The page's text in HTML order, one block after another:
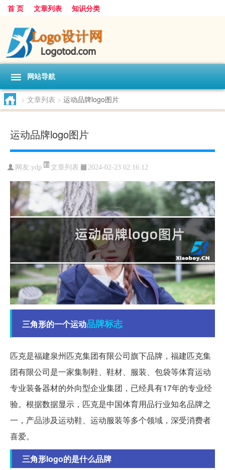
首 页 文章列表 知识分类
网站导航
> 文章列表 > 运动品牌logo图片
运动品牌logo图片
网友:ydp 文章列表 2024-02-23 02:16:12
三角形的一个运动品牌标志
匹克是福建泉州匹克集团有限公司旗下品牌，福建匹克集
团有限公司是一家集制鞋、鞋材、服装、包袋等体育运动
专业装备器材的外向型企业集团，已经具有17年的专业经
验。根据数据显示，匹克是中国体育用品行业知名品牌之
一，产品涉及运动鞋、运动服装等多个领域，深受消费者
喜爱。
三角形logo的是什么品牌